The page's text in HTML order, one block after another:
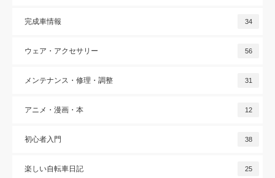
完成車情報 34
ウェア・アクセサリー 56
メンテナンス・修理・調整 31
アニメ・漫画・本 12
初心者入門 38
楽しい自転車日記 25